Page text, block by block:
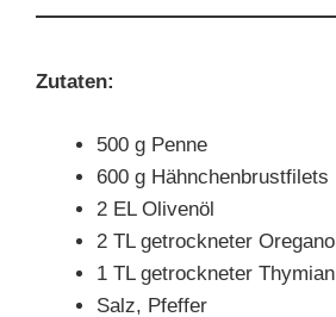
Zutaten:
500 g Penne
600 g Hähnchenbrustfilets
2 EL Olivenöl
2 TL getrockneter Oregano
1 TL getrockneter Thymian
Salz, Pfeffer